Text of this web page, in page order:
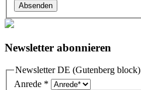
Absenden
Newsletter abonnieren
Newsletter DE (Gutenberg block)
Anrede *